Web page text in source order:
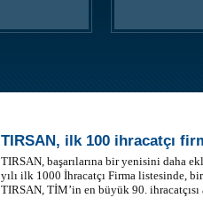
TIRSAN, ilk 100 ihracatçı
TIRSAN, başarılarına bir yenisini daha
yılı ilk 1000 İhracatçı Firma listesinde,
TIRSAN, TİM’in en büyük 90. ihracatçısı